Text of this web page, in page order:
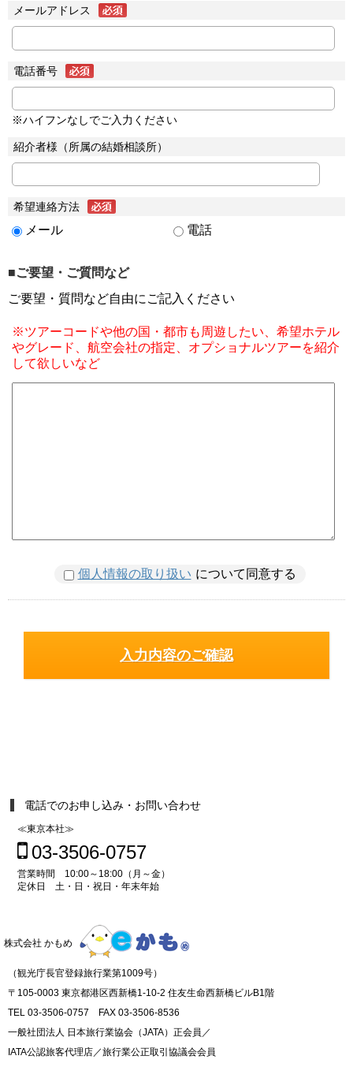
メールアドレス
電話番号
※ハイフンなしでご入力ください
紹介者様（所属の結婚相談所）
希望連絡方法
メール 電話
■ご要望・ご質問など
ご要望・質問など自由にご記入ください
※ツアーコードや他の国・都市も周遊したい、希望ホテル
やグレード、航空会社の指定、オプショナルツアーを紹介
して欲しいなど
個人情報の取り扱い について同意する
電話でのお申し込み・お問い合わせ
≪東京本社≫
03-3506-0757
営業時間 10:00～18:00（月～金）
定休日 土・日・祝日・年末年始
株式会社 かもめ
（観光庁長官登録旅行業第1009号）
〒105-0003 東京都港区西新橋1-10-2 住友生命西新橋ビルB1階
TEL 03-3506-0757 FAX 03-3506-8536
一般社団法人 日本旅行業協会（JATA）正会員／
IATA公認旅客代理店／旅行業公正取引協議会会員